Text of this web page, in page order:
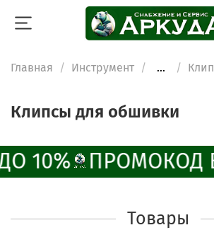
Главная Инструмент ...
Клипсы для обшивки
10% ПРОМОКОД
Товары